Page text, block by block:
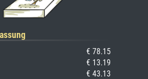
€ 78.15
€ 13.19
€ 43.13